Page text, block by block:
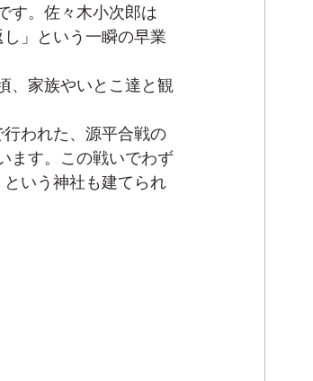
す。佐々木小次郎は
」という一瞬の早業
、家族やいとこ達と観
われた、源平合戦の
ます。この戦いでわず
いう神社も建てられ